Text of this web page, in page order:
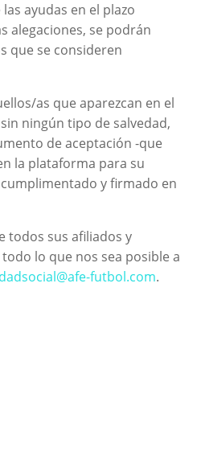
ayudas en el plazo
alegaciones, se podrán
que se consideren
as que aparezcan en el
ningún tipo de salvedad,
de aceptación -que
la plataforma para su
y firmado en
todos sus afiliados y
lo que nos sea posible a
futbol.com.